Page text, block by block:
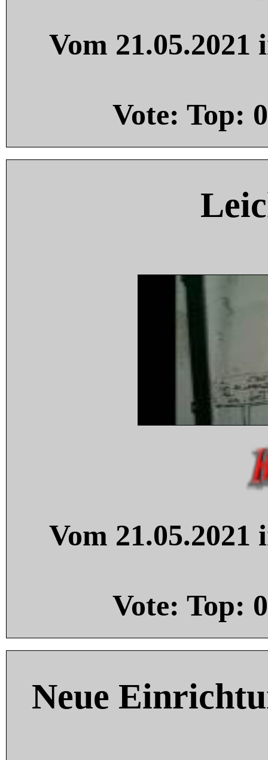
Vom
Vote: Top: 0
Vom
Vote: Top: 0
Neue